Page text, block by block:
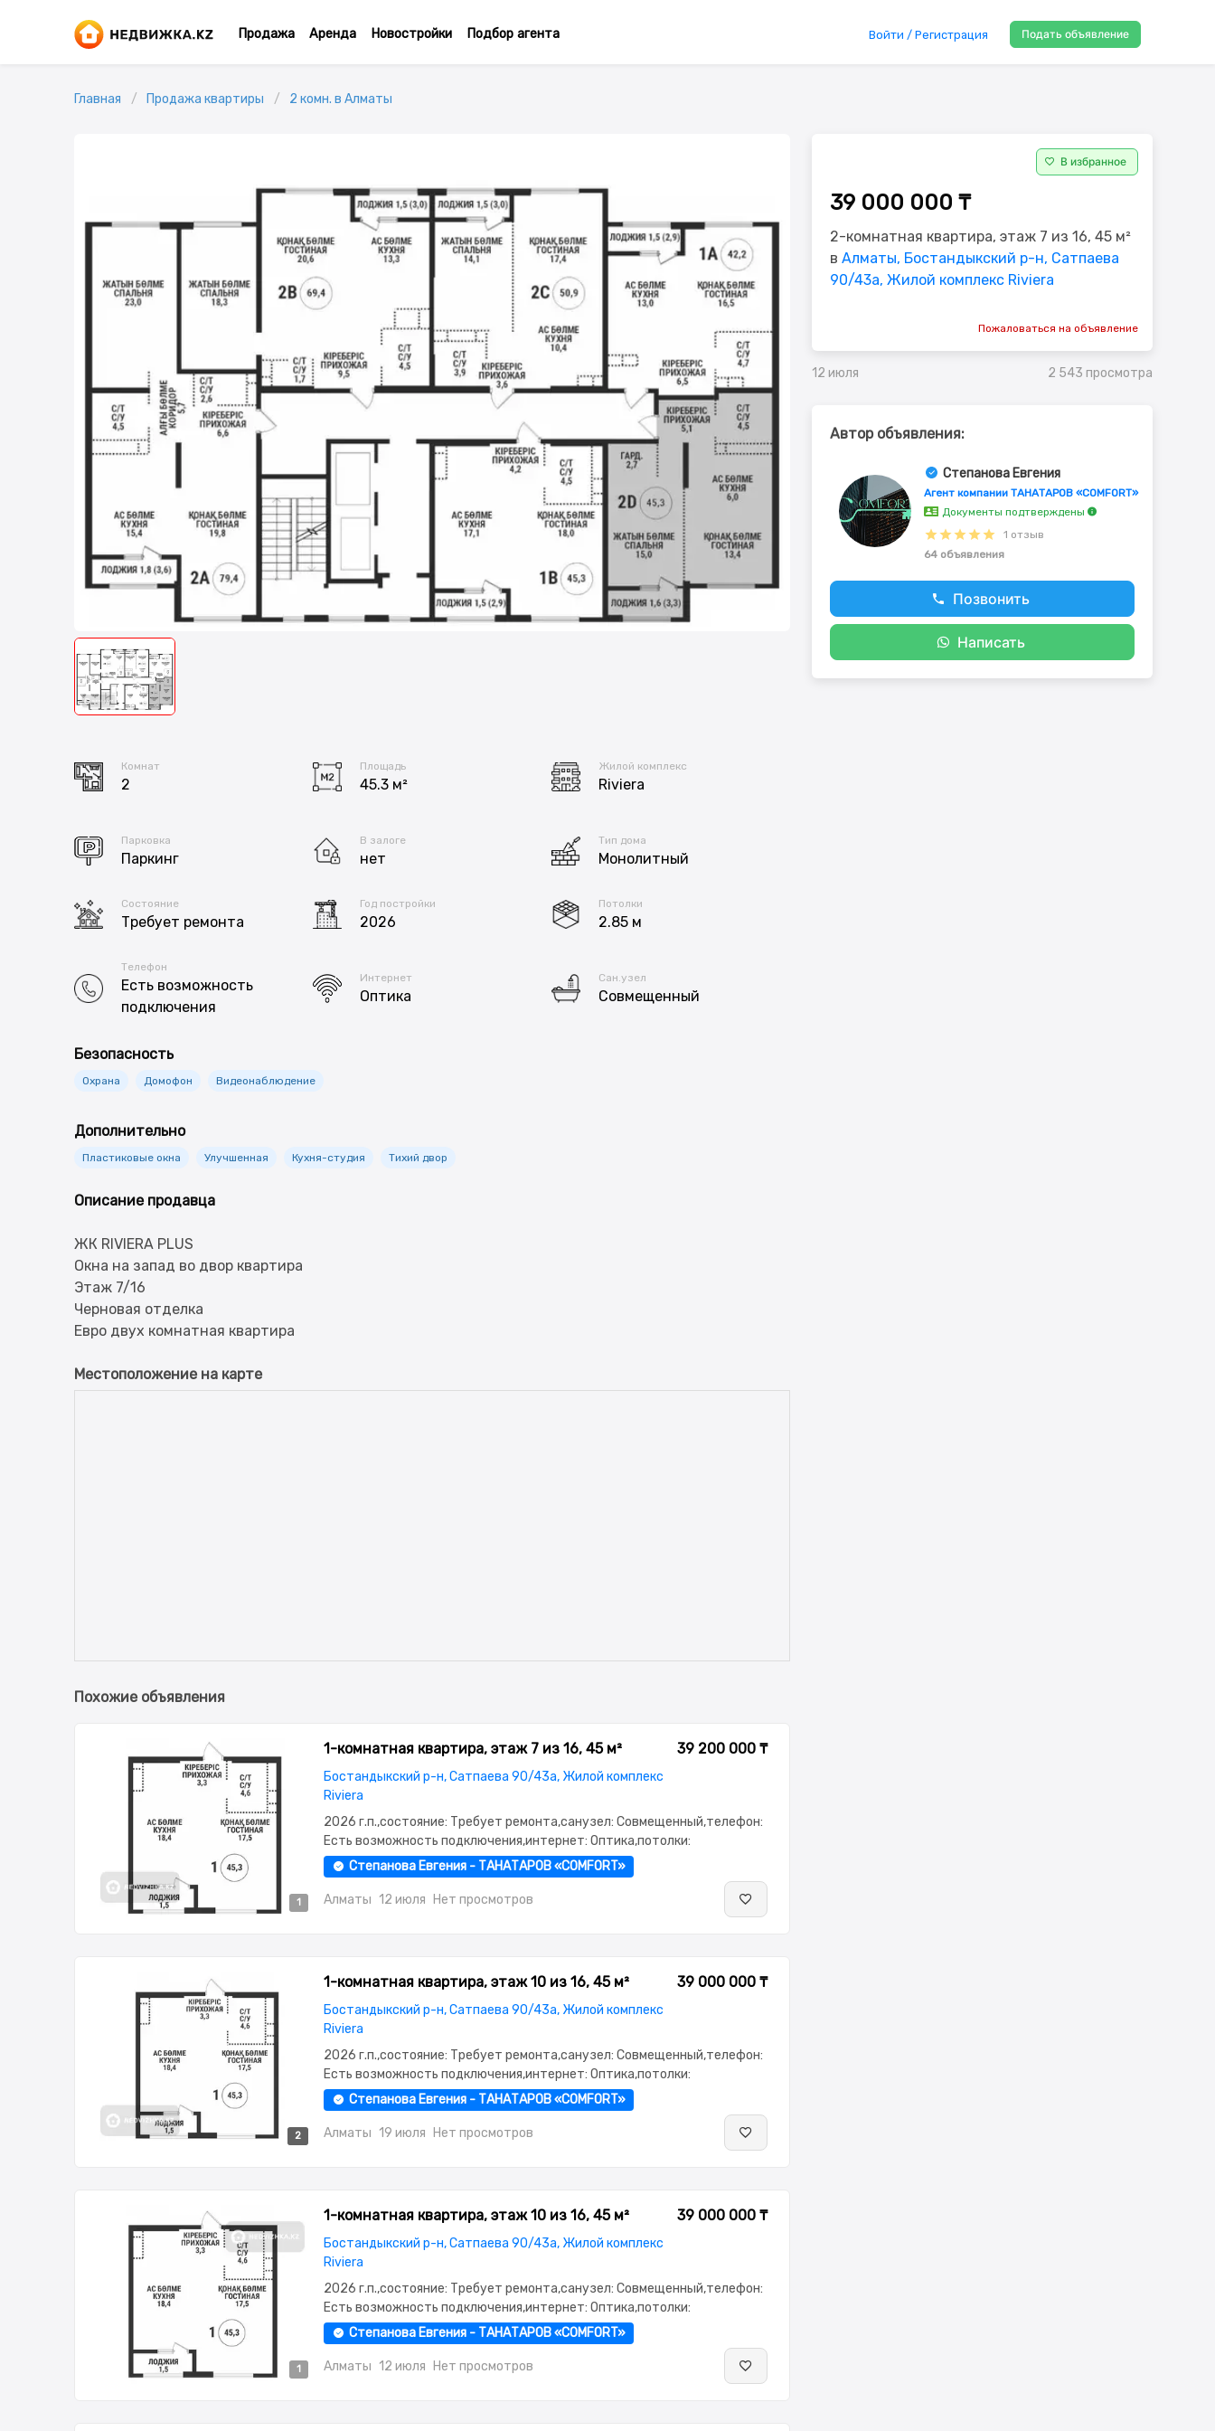
Продажа Аренда Новостройки Подбор агента Войти / Регистрация Подать объявление
Главная Продажа квартиры 2 комн. в Алматы
Комнат
2
Площадь
45.3 м²
Жилой комплекс
Riviera
Парковка
Паркинг
В залоге
нет
Тип дома
Монолитный
Состояние
Требует ремонта
Год постройки
2026
Потолки
2.85 м
Телефон
Есть возможность
подключения
Интернет
Оптика
Сан.узел
Совмещенный
Безопасность
Охрана Домофон Видеонаблюдение
Дополнительно
Пластиковые окна Улучшенная Кухня-студия Тихий двор
Описание продавца
ЖК RIVIERA PLUS
Окна на запад во двор квартира
Этаж 7/16
Черновая отделка
Местоположение на карте
Похожие объявления
1
1-комнатная квартира, этаж 7 из 16, 45 м²
Бостандыкский р-н, Сатпаева 90/43а, Жилой комплекс
Riviera
39 200 000 ₸
2026 г.п.,состояние: Требует ремонта,санузел: Совмещенный,телефон:
Есть возможность подключения,интернет: Оптика,потолки:
2.85,паркинг: Паркинг,Охрана,Домофон,Видеонаблюдение,Пластиковые
окна,Улучшенная,Комнаты изолированы,Тихий двор
Степанова Евгения - ТАНАТАРОВ «COMFORT»
Алматы 12 июля Нет просмотров
2
2
1-комнатная квартира, этаж 10 из 16, 45 м²
Бостандыкский р-н, Сатпаева 90/43а, Жилой комплекс
Riviera
39 000 000 ₸
2026 г.п.,состояние: Требует ремонта,санузел: Совмещенный,телефон:
Есть возможность подключения,интернет: Оптика,потолки:
2.85,паркинг: Паркинг,Охрана,Домофон,Видеонаблюдение,Пластиковые
окна,Улучшенная,Комнаты изолированы,Тихий двор
Степанова Евгения - ТАНАТАРОВ «COMFORT»
Алматы 19 июля Нет просмотров
1
1-комнатная квартира, этаж 10 из 16, 45 м²
Бостандыкский р-н, Сатпаева 90/43а, Жилой комплекс
Riviera
39 000 000 ₸
2026 г.п.,состояние: Требует ремонта,санузел: Совмещенный,телефон:
Есть возможность подключения,интернет: Оптика,потолки:
2.85,паркинг: Паркинг,Охрана,Домофон,Видеонаблюдение,Пластиковые
окна,Улучшенная,Комнаты изолированы,Тихий двор
Степанова Евгения - ТАНАТАРОВ «COMFORT»
Алматы 12 июля Нет просмотров
В избранное
39 000 000 ₸
2-комнатная квартира, этаж 7 из 16, 45 м²
в Алматы, Бостандыкский р-н, Сатпаева
90/43а, Жилой комплекс Riviera
Пожаловаться на объявление
12 июля 2 543 просмотра
Автор объявления:
Степанова Евгения
Агент компании ТАНАТАРОВ «COMFORT»
Документы подтверждены
1 отзыв
64 объявления
Позвонить
Написать